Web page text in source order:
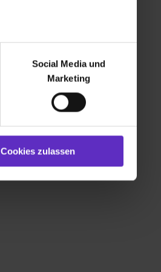
bei Benutzung der
zu analysieren
soziale Medien, Werbung
Marketing“). Unsere
bereitgestellt hast oder die
auch damit
und hierfür
du nur bestimmte
erlauben“. Die
Media und Marketing“
a) DS-GVO). Die USA
Social Media und
Marketing
Cookies zulassen